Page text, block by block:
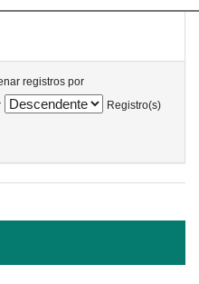
registros por
Registro(s)